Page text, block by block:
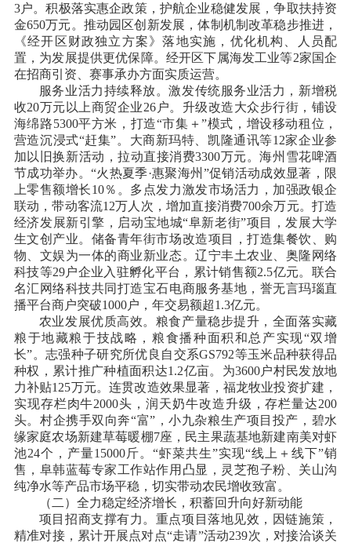
3户。积极落实惠企政策，护航企业稳健发展，争取扶持资
金650万元。推动园区创新发展，体制机制改革稳步推进，
《经开区财政独立方案》落地实施，优化机构、人员配
置，为发展提供更优保障。经开区下属海发工业等2家国企
在招商引资、赛事承办方面实质运营。
服务业活力持续释放。激发传统服务业活力，新增税
收20万元以上商贸企业26户。升级改造大众步行街，铺设
海绵路5300平方米，打造“市集＋”模式，增设移动租位，
营造沉浸式“赶集”。大商新玛特、凯隆通讯等12家企业参
加以旧换新活动，拉动直接消费3300万元。海州雪花啤酒
节成功举办。“火热夏季·惠聚海州”促销活动成效显著，限
上零售额增长10％。多点发力激发市场活力，加强政银企
联动，带动客流12万人次，增加直接消费700余万元。打造
经济发展新引擎，启动宝地城“阜新老街”项目，发展大学
生文创产业。储备青年街市场改造项目，打造集餐饮、购
物、文娱为一体的商业新业态。辽宁丰土农业、奥隆网络
科技等29户企业入驻孵化平台，累计销售额2.5亿元。联合
名汇网络科技共同打造宝石电商服务基地，誉无言玛瑙直
播平台商户突破1000户，年交易额超1.3亿元。
农业发展优质高效。粮食产量稳步提升，全面落实藏
粮于地藏粮于技战略，粮食播种面积和总产实现“双增
长”。志强种子研究所优良自交系GS792等玉米品种获得品
种权，累计推广种植面积达1.2亿亩。为3600户村民发放地
力补贴125万元。连贯改造效果显著，福龙牧业投资扩建，
实现存栏肉牛2000头，润天奶牛改造升级，存栏量达200
头。村企携手双向奔“富”，小九杂粮生产项目投产，碧水
缘家庭农场新建草莓暖棚7座，民主果蔬基地新建南美对虾
池24个，产量15000斤。“虾菜共生”实现“线上＋线下”销
售，阜韩蓝莓专家工作站作用凸显，灵芝孢子粉、关山沟
纯净水等产品市场平稳，切实带动农民增收致富。
（二）全力稳定经济增长，积蓄回升向好新动能
项目招商支撑有力。重点项目落地见效，因链施策，
精准对接，累计开展点对点“走请”活动239次，对接洽谈关